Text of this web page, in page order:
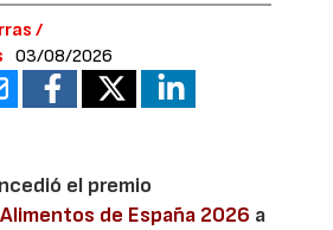
/
03/08/2026
el premio
Alimentos de España 2026 a